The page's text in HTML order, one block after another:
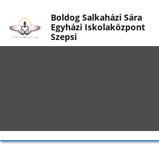
Boldog Salkaházi Sára
Egyházi Iskolaközpont
Szepsi